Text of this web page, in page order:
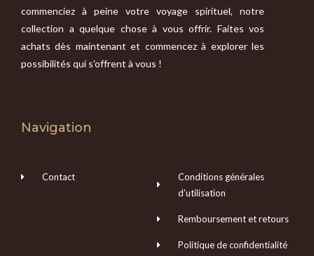
commenciez à peine votre voyage spirituel, notre
collection a quelque chose à vous offrir. Faites vos
achats dès maintenant et commencez à explorer les
possibilités qui s'offrent à vous !
Navigation
Contact
Conditions générales
d'utilisation
Remboursement et retours
Politique de confidentialité